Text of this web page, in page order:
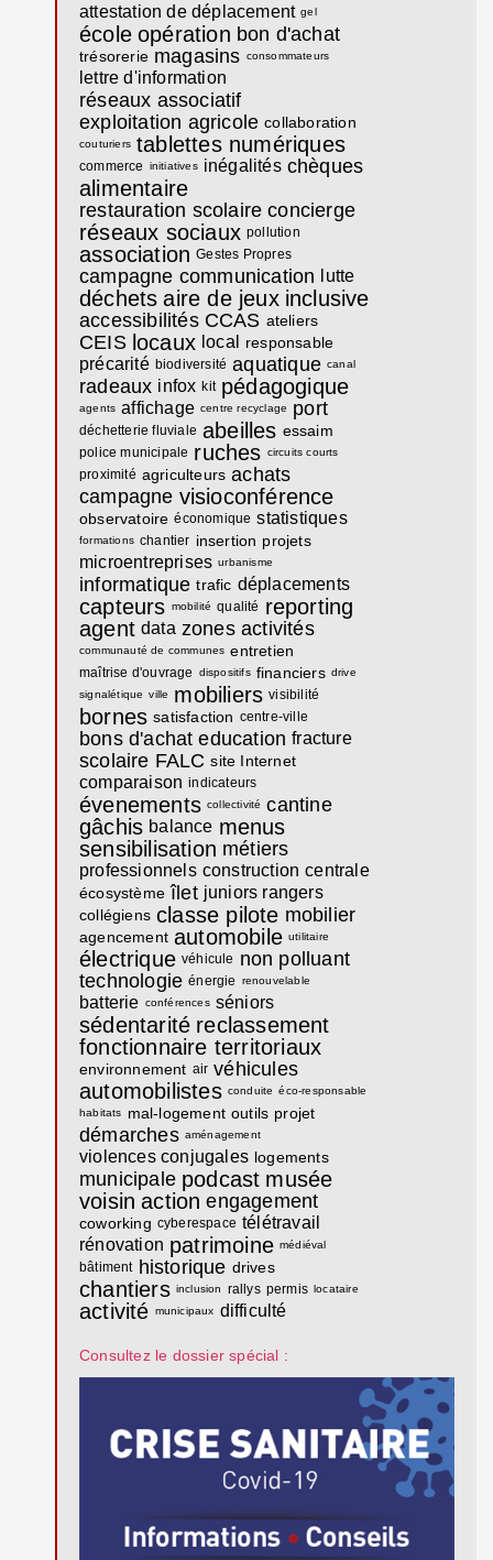
attestation de déplacement gel
école opération bon d'achat
trésorerie magasins consommateurs
lettre d'information
réseaux associatif
exploitation agricole collaboration
couturiers tablettes numériques
commerce initiatives inégalités chèques
alimentaire
restauration scolaire concierge
réseaux sociaux pollution
association Gestes Propres
campagne communication lutte
déchets aire de jeux inclusive
accessibilités CCAS ateliers
CEIS locaux local responsable
précarité biodiversité aquatique canal
radeaux infox kit pédagogique
agents affichage centre recyclage port
déchetterie fluviale abeilles essaim
police municipale ruches circuits courts
proximité agriculteurs achats
campagne visioconférence
observatoire économique statistiques
formations chantier insertion projets
microentreprises urbanisme
informatique trafic déplacements
capteurs mobilité qualité reporting
agent data zones activités
communauté de communes entretien
maîtrise d'ouvrage dispositifs financiers drive
signalétique ville mobiliers visibilité
bornes satisfaction centre-ville
bons d'achat education fracture
scolaire FALC site Internet
comparaison indicateurs
évenements collectivité cantine
gâchis balance menus
sensibilisation métiers
professionnels construction centrale
écosystème îlet juniors rangers
collégiens classe pilote mobilier
agencement automobile utilitaire
électrique véhicule non polluant
technologie énergie renouvelable
batterie conférences séniors
sédentarité reclassement
fonctionnaire territoriaux
environnement air véhicules
automobilistes conduite éco-responsable
habitats
mal-logement outils projet
démarches aménagement
violences conjugales logements
municipale podcast musée
voisin action engagement
coworking cyberespace télétravail
rénovation patrimoine médiéval
bâtiment historique drives
chantiers inclusion rallys permis locataire
activité municipaux difficulté
Consultez le dossier spécial :